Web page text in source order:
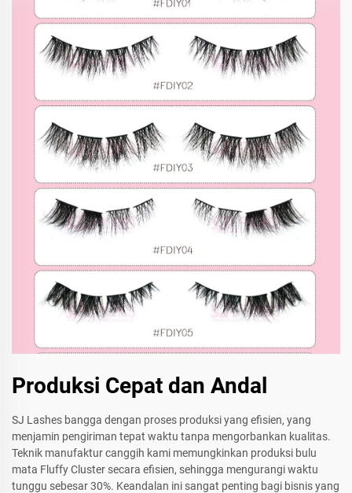
Produksi Cepat dan Andal
SJ Lashes bangga dengan proses produksi yang efisien, yang
menjamin pengiriman tepat waktu tanpa mengorbankan kualitas.
Teknik manufaktur canggih kami memungkinkan produksi bulu
mata Fluffy Cluster secara efisien, sehingga mengurangi waktu
tunggu sebesar 30%. Keandalan ini sangat penting bagi bisnis yang